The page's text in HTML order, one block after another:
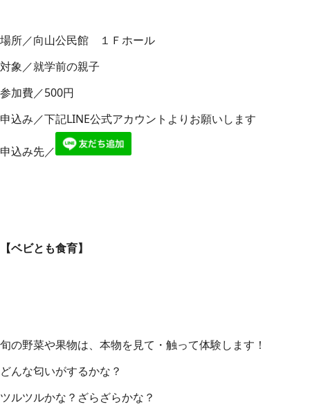
場所／向山公民館 １Ｆホール
対象／就学前の親子
参加費／500円
申込み／下記LINE公式アカウントよりお願いします
申込み先／
【ベビとも食育】
旬の野菜や果物は、本物を見て・触って体験します！
どんな匂いがするかな？
ツルツルかな？ざらざらかな？